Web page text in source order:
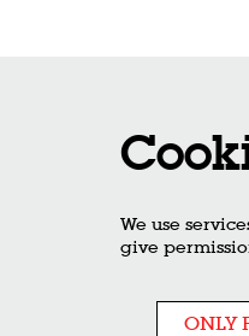
We use
give
ONLY